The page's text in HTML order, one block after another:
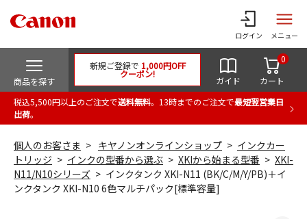
ログイン メニュー
商品を探す
新規ご登録で 1,000円OFF
クーポン!
ガイド カート
0
税込5,500円以上のご注文で送料無料。13時までのご注文で最短翌営業日
出荷。
個人のお客さま キヤノンオンラインショップ
インクカー
トリッジ
インクの型番から選ぶ XKIから始まる型番
XKI-
N11/N10シリーズ
インクタンク XKI-N11 (BK/C/M/Y/PB)＋イ
ンクタンク XKI-N10 6色マルチパック[標準容量]